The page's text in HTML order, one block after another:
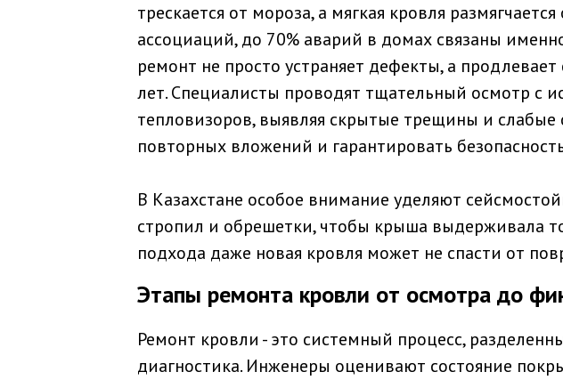
трескается от мороза, а мягкая кровля
ассоциаций, до 70% аварий в домах связаны
ремонт не просто устраняет дефекты, а
лет. Специалисты проводят тщательный осмотр с
тепловизоров, выявляя скрытые трещины и слабые
повторных вложений и гарантировать
В Казахстане особое внимание уделяют
стропил и обрешетки, чтобы крыша выдерживала
подхода даже новая кровля может не спасти от
Этапы ремонта кровли от осмотра до
Ремонт кровли - это системный процесс,
диагностика. Инженеры оценивают состояние